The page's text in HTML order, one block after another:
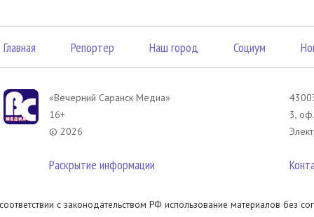
Главная Репортер Наш город Социум
«Вечерний Саранск Mедиа»
16+
© 2026
Раскрытие информации
3,
с законодательством РФ использование материалов без